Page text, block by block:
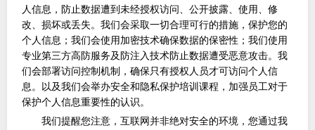
人信息，防止数据遭到未经授权访问、公开披露、使用、修
改、损坏或丢失。我们会采取一切合理可行的措施，保护您的
个人信息；我们会使用加密技术确保数据的保密性；我们使用
专业第三方高防服务及防注入技术防止数据遭受恶意攻击。我
们会部署访问控制机制，确保只有授权人员才可访问个人信
息。以及我们会举办安全和隐私保护培训课程，加强员工对于
保护个人信息重要性的认识。
我们提醒您注意，互联网并非绝对安全的环境，您通过我